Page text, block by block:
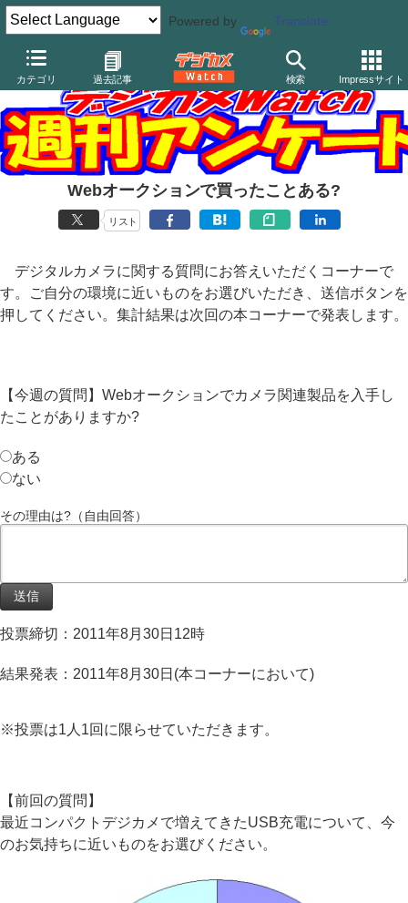
Powered by Translate
カテゴリ 過去記事 検索 Impressサイト
Webオークションで買ったことある?
リスト
デジタルカメラに関する質問にお答えいただくコーナーで
す。ご自分の環境に近いものをお選びいただき、送信ボタンを
押してください。集計結果は次回の本コーナーで発表します。
【今週の質問】Webオークションでカメラ関連製品を入手し
たことがありますか?
ある
ない
その理由は?（自由回答）
投票締切：2011年8月30日12時
結果発表：2011年8月30日(本コーナーにおいて)
※投票は1人1回に限らせていただきます。
【前回の質問】
最近コンパクトデジカメで増えてきたUSB充電について、今
のお気持ちに近いものをお選びください。